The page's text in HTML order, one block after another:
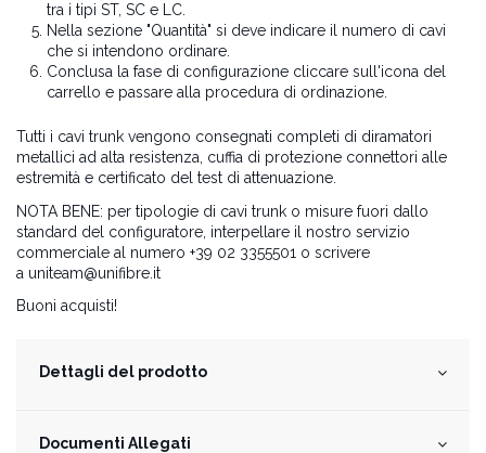
tra i tipi ST, SC e LC.
Nella sezione "Quantità" si deve indicare il numero di cavi
che si intendono ordinare.
Conclusa la fase di configurazione cliccare sull'icona del
carrello e passare alla procedura di ordinazione.
Tutti i cavi trunk vengono consegnati completi di diramatori
metallici ad alta resistenza, cuffia di protezione connettori alle
estremità e certificato del test di attenuazione.
NOTA BENE: per tipologie di cavi trunk o misure fuori dallo
standard del configuratore, interpellare il nostro servizio
commerciale al numero +39 02 3355501 o scrivere
a uniteam@unifibre.it
Buoni acquisti!
Dettagli del prodotto
Documenti Allegati